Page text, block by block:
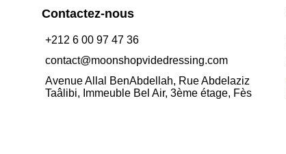
Contactez-nous
+212 6 00 97 47 36
contact@moonshopvidedressing.com
Avenue Allal BenAbdellah, Rue Abdelaziz
Taâlibi, Immeuble Bel Air, 3ème étage, Fès